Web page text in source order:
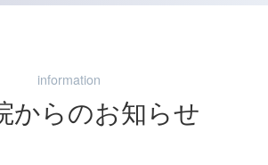
information
からのお知らせ